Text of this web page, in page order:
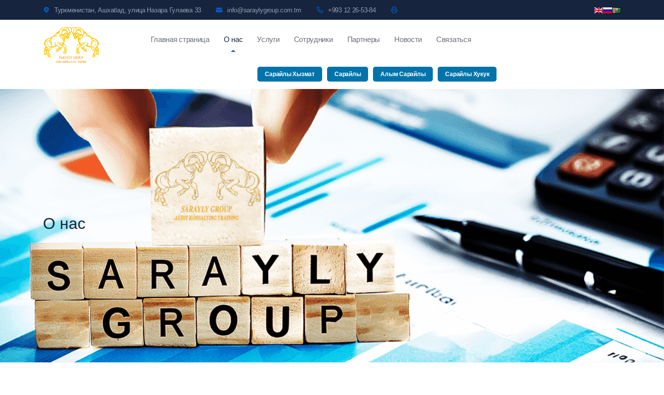
Туркменистан, Ашхабад, улица Назара Гулаева 33 info@saraylygroup.com.tm +993 12 26-53-84
Главная страница О нас Услуги Сотрудники Партнеры Новости Связаться
Сарайлы Хызмат Сарайлы Алым Сарайлы Сарайлы Хукук
О нас